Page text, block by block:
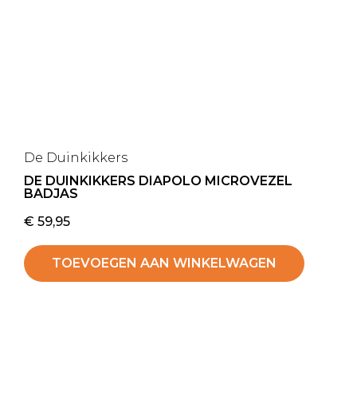
De Duinkikkers
DE DUINKIKKERS DIAPOLO MICROVEZEL
BADJAS
€ 59,95
TOEVOEGEN AAN WINKELWAGEN